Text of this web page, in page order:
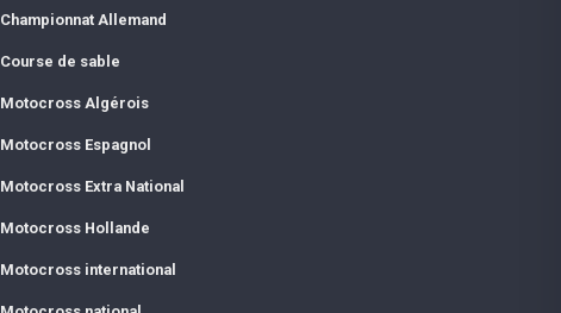
Championnat Allemand
Course de sable
Motocross Algérois
Motocross Espagnol
Motocross Extra National
Motocross Hollande
Motocross international